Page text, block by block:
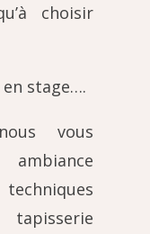
choisir
stage….
vous